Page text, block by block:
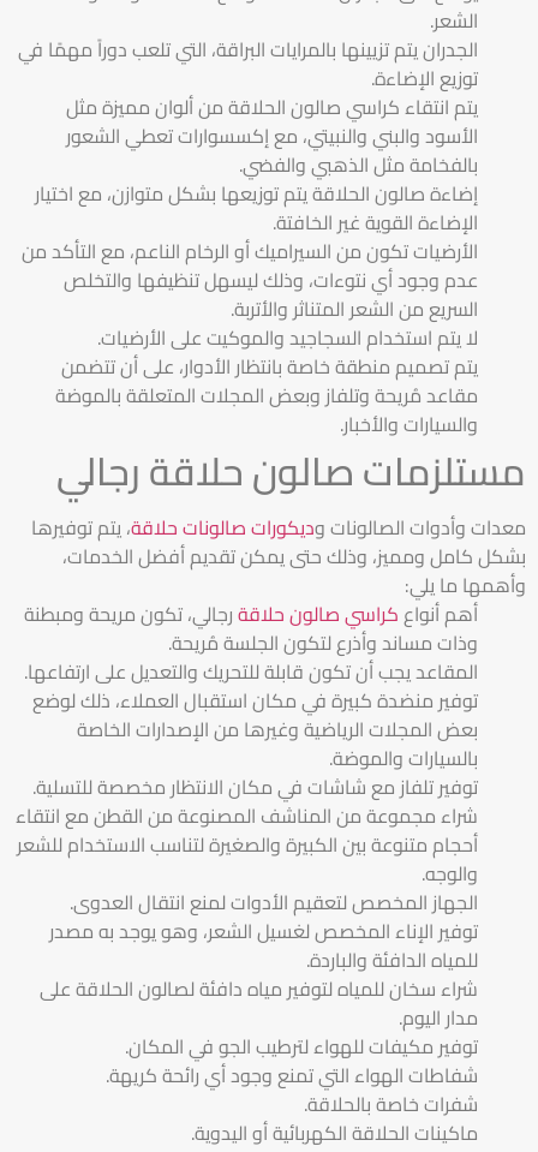
الشعر.
الجدران يتم تزيينها بالمرايات البراقة، التي تلعب دوراً مهمًا في
توزيع الإضاءة.
يتم انتقاء كراسي صالون الحلاقة من ألوان مميزة مثل
الأسود والبني والنبيتي، مع إكسسوارات تعطي الشعور
بالفخامة مثل الذهبي والفضي.
إضاءة صالون الحلاقة يتم توزيعها بشكل متوازن، مع اختيار
الإضاءة القوية غير الخافتة.
الأرضيات تكون من السيراميك أو الرخام الناعم، مع التأكد من
عدم وجود أي نتوءات، وذلك ليسهل تنظيفها والتخلص
السريع من الشعر المتناثر والأتربة.
لا يتم استخدام السجاجيد والموكيت على الأرضيات.
يتم تصميم منطقة خاصة بانتظار الأدوار، على أن تتضمن
مقاعد مُريحة وتلفاز وبعض المجلات المتعلقة بالموضة
والسيارات والأخبار.
مستلزمات صالون حلاقة رجالي
معدات وأدوات الصالونات وديكورات صالونات حلاقة، يتم توفيرها
بشكل كامل ومميز، وذلك حتى يمكن تقديم أفضل الخدمات،
وأهمها ما يلي:
أهم أنواعكراسي صالون حلاقةرجالي، تكون مريحة ومبطنة
وذات مساند وأذرع لتكون الجلسة مُريحة.
المقاعد يجب أن تكون قابلة للتحريك والتعديل على ارتفاعها.
توفير منضدة كبيرة في مكان استقبال العملاء، ذلك لوضع
بعض المجلات الرياضية وغيرها من الإصدارات الخاصة
بالسيارات والموضة.
توفير تلفاز مع شاشات في مكان الانتظار مخصصة للتسلية.
شراء مجموعة من المناشف المصنوعة من القطن مع انتقاء
أحجام متنوعة بين الكبيرة والصغيرة لتناسب الاستخدام للشعر
والوجه.
الجهاز المخصص لتعقيم الأدوات لمنع انتقال العدوى.
توفير الإناء المخصص لغسيل الشعر، وهو يوجد به مصدر
للمياه الدافئة والباردة.
شراء سخان للمياه لتوفير مياه دافئة لصالون الحلاقة على
مدار اليوم.
توفير مكيفات للهواء لترطيب الجو في المكان.
شفاطات الهواء التي تمنع وجود أي رائحة كريهة.
شفرات خاصة بالحلاقة.
ماكينات الحلاقة الكهربائية أو اليدوية.